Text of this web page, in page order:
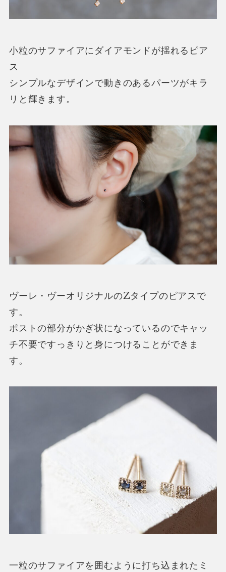
小粒のサファイアにダイアモンドが揺れるピア
ス
シンプルなデザインで動きのあるパーツがキラ
リと輝きます。
ヴーレ・ヴーオリジナルのZタイプのピアスで
す。
ポストの部分がかぎ状になっているのでキャッ
チ不要ですっきりと身につけることができま
す。
一粒のサファイアを囲むように打ち込まれたミ